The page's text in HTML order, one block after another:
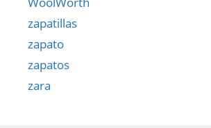
zapatillas
zapato
zapatos
zara